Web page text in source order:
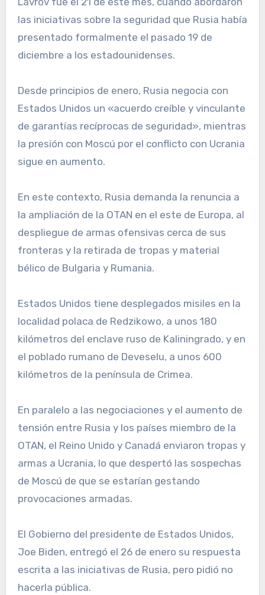
las iniciativas sobre la seguridad que Rusia había
presentado formalmente el pasado 19 de
diciembre a los estadounidenses.
Desde principios de enero, Rusia negocia con
Estados Unidos un «acuerdo creíble y vinculante
de garantías recíprocas de seguridad», mientras
la presión con Moscú por el conflicto con Ucrania
sigue en aumento.
En este contexto, Rusia demanda la renuncia a
la ampliación de la OTAN en el este de Europa, al
despliegue de armas ofensivas cerca de sus
fronteras y la retirada de tropas y material
bélico de Bulgaria y Rumania.
Estados Unidos tiene desplegados misiles en la
localidad polaca de Redzikowo, a unos 180
kilómetros del enclave ruso de Kaliningrado, y en
el poblado rumano de Deveselu, a unos 600
kilómetros de la península de Crimea.
En paralelo a las negociaciones y el aumento de
tensión entre Rusia y los países miembro de la
OTAN, el Reino Unido y Canadá enviaron tropas y
armas a Ucrania, lo que despertó las sospechas
de Moscú de que se estarían gestando
provocaciones armadas.
El Gobierno del presidente de Estados Unidos,
Joe Biden, entregó el 26 de enero su respuesta
escrita a las iniciativas de Rusia, pero pidió no
hacerla pública.